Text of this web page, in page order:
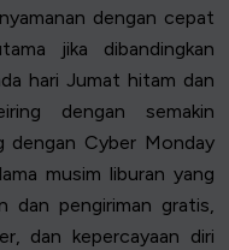
dengan cepat
jika dibandingkan
hari Jumat hitam dan
dengan semakin
dengan Cyber Monday
musim liburan yang
dan pengiriman gratis,
dan kepercayaan diri